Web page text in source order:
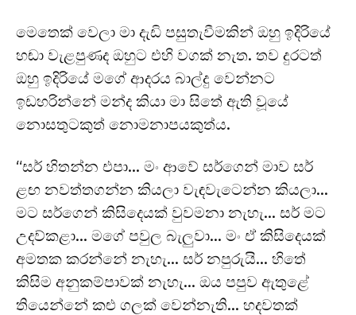
මෙතෙක් වෙලා මා දැඩි පසුතැවීමකින් ඔහු ඉදිරියේ
හඬා වැළපුණද ඔහුට එහි වගක් නැත. තව දුරටත්
ඔහු ඉදිරියේ මගේ ආදරය බාල්දු වෙන්නට
ඉඩහරින්නේ මන්ද කියා මා සිතේ ඇති වූයේ
නොසතුටකුත් නොමනාපයකුත්ය.
“සර් හිතන්න එපා… මං ආවේ සර්ගෙන් මාව සර්
ළඟ නවත්තගන්න කියලා වැඳවැටෙන්න කියලා…
මට සර්ගෙන් කිසිදෙයක් වුවමනා නැහැ… සර් මට
උදව්කළා… මගේ පවුල බැලුවා… මං ඒ කිසිදෙයක්
අමතක කරන්නේ නැහැ… සර් නපුරුයි… හිතේ
කිසිම අනුකම්පාවක් නැහැ… ඔය පපුව ඇතුළේ
තියෙන්නේ කළු ගලක් වෙන්නැති… හදවතක්